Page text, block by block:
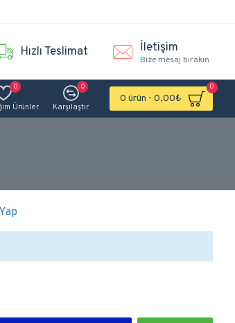
Hızlı Teslimat İletişim
Bize mesaj bırakın
Ürünler
0
Karşılaştır
0
0 ürün - 0,00₺
0